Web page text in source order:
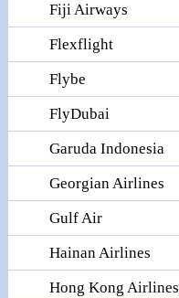
Fiji Airways
Flexflight
Flybe
FlyDubai
Garuda Indonesia
Georgian Airlines
Gulf Air
Hainan Airlines
Hong Kong Airlines